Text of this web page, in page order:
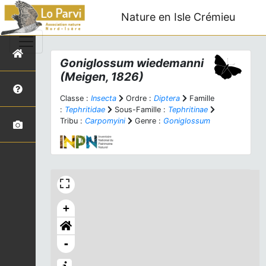
Nature en Isle Crémieu
Goniglossum wiedemanni
(Meigen, 1826)
Classe : Insecta Ordre : Diptera
Famille
: Tephritidae Sous-Famille : Tephritinae
Tribu : Carpomyini Genre : Goniglossum
+
-